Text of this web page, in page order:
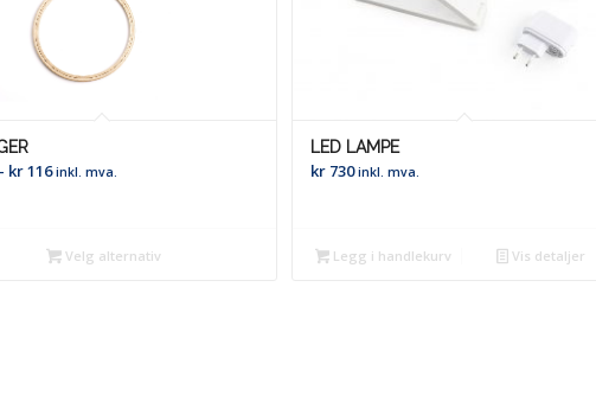
kr116Prisområde:
kr 116
inkl. mva.
Velg alternativ
LED LAMPE
kr 730 inkl. mva.
Legg i handlekurv Vis detaljer